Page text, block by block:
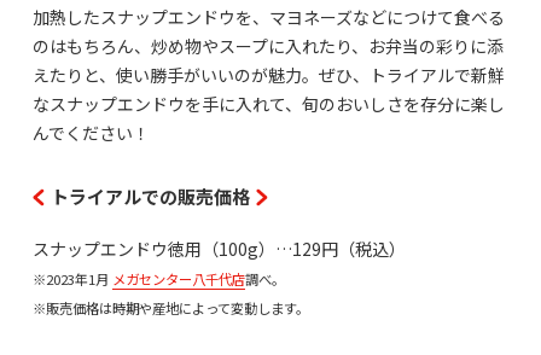
加熱したスナップエンドウを、マヨネーズなどにつけて食べる
のはもちろん、炒め物やスープに入れたり、お弁当の彩りに添
えたりと、使い勝手がいいのが魅力。ぜひ、トライアルで新鮮
なスナップエンドウを手に入れて、旬のおいしさを存分に楽し
んでください！
トライアルでの販売価格
スナップエンドウ徳用（100g）…129円（税込）
※2023年1月 メガセンター八千代店調べ。
※販売価格は時期や産地によって変動します。